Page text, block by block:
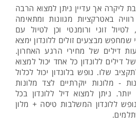
ליקרה אך עדיין ניתן למצוא הרבה
באטרקציות מגוונות ומתאימה
זוגי ורומנטי וכן לטיול עם
שמחפש מבצעים זולים ללונדון ימצא
דילים של מחירי הרגע האחרון.
דילים ללונדון כל אחד יכול למצוא
שלו. נופש בלונדון יכול לכלול
- מלונות יוקרתיים לצד מלונות
יותר. ניתן למצוא דיל ללונדון בכל
ללונדון המשלבות טיסה + מלון